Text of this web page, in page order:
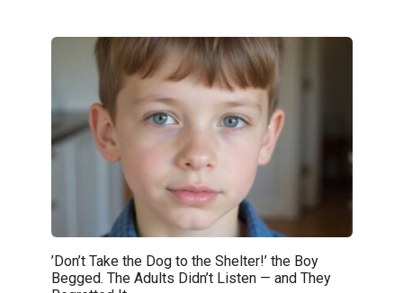
’Don’t Take the Dog to the Shelter!’ the Boy
Begged. The Adults Didn’t Listen — and They